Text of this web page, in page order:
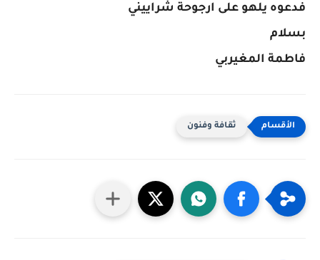
فدعوه يلهو على ارجوحة شراييني
بسلام
فاطمة المغيربي
ثقافة وفنون